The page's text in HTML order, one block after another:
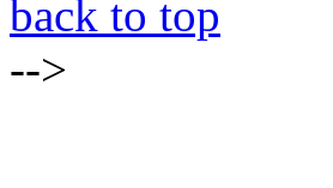
back to top
-->